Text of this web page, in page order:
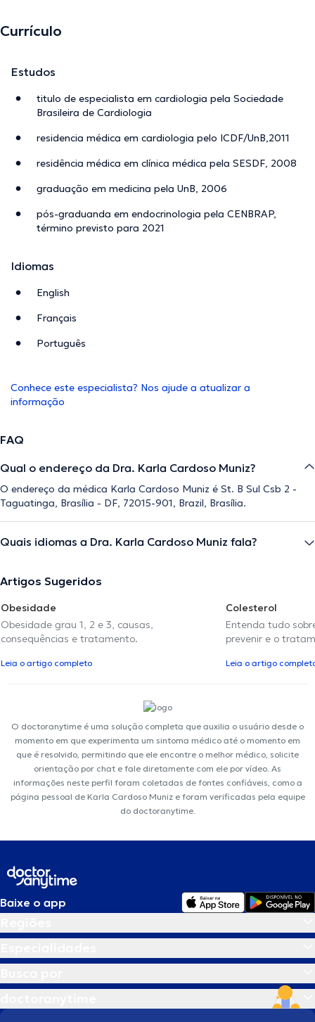
Currículo
Estudos
titulo de especialista em cardiologia pela Sociedade
Brasileira de Cardiologia
residencia médica em cardiologia pelo ICDF/UnB,2011
residência médica em clínica médica pela SESDF, 2008
graduação em medicina pela UnB, 2006
pós-graduanda em endocrinologia pela CENBRAP,
término previsto para 2021
Idiomas
English
Français
Português
Conhece este especialista? Nos ajude a atualizar a
informação
FAQ
Qual o endereço da Dra. Karla Cardoso Muniz?
O endereço da médica Karla Cardoso Muniz é St. B Sul Csb 2 -
Taguatinga, Brasília - DF, 72015-901, Brazil, Brasília.
Quais idiomas a Dra. Karla Cardoso Muniz fala?
Artigos Sugeridos
Obesidade
Obesidade grau 1, 2 e 3, causas,
consequências e tratamento.
Leia o artigo completo
Colesterol
Entenda tudo
prevenir e o
Leia o artigo
O doctoranytime é uma solução completa que auxilia o usuário desde o
momento em que experimenta um sintoma médico até o momento em
que é resolvido, permitindo que ele encontre o melhor médico, solicite
orientação por chat e fale diretamente com ele por vídeo. As
informações neste perfil foram coletadas de fontes confiáveis, como a
página pessoal de Karla Cardoso Muniz e foram verificadas pela equipe
do doctoranytime.
Baixe o app